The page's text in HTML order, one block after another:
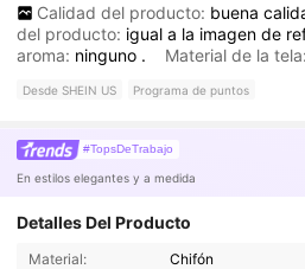
Calidad del producto: buena
del producto: iguala la imagende
aroma: ninguno . Material de la
Desde SHEIN US Programa de puntos
#TopsDeTrabajo
En estilos elegantes y a medida
Detalles Del Producto
Material:
Chifón